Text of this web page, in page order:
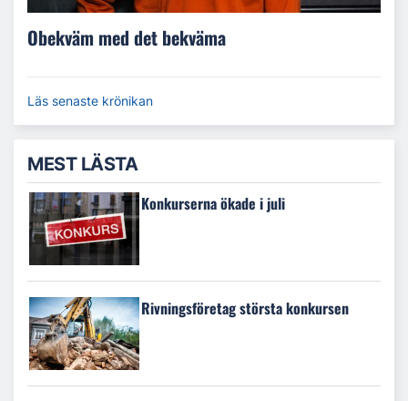
Obekväm med det bekväma
Läs senaste krönikan
MEST LÄSTA
Konkurserna ökade i juli
Rivningsföretag största konkursen